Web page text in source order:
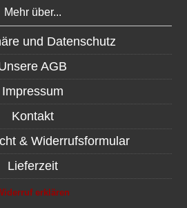
Mehr über...
und Datenschutz
AGB
Impressum
Kontakt
& Widerrufsformular
Lieferzeit
erklären